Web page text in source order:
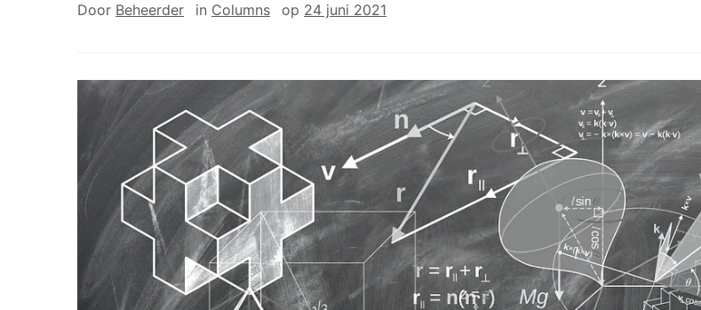
Door Beheerder in Columns op 24 juni 2021